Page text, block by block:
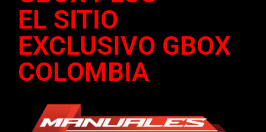
EL SITIO
EXCLUSIVO GBOX
COLOMBIA